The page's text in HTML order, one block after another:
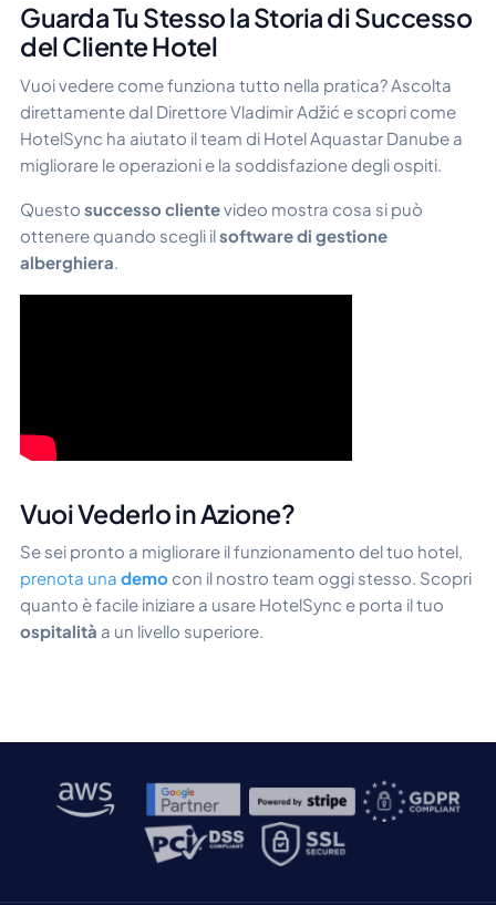
Guarda Tu Stesso la Storia di Successo
del Cliente Hotel
Vuoi vedere come funziona tutto nella pratica? Ascolta
direttamente dal Direttore Vladimir Adžić e scopri come
HotelSync ha aiutato il team di Hotel Aquastar Danube a
migliorare le operazioni e la soddisfazione degli ospiti.
Questo successo clientevideo mostra cosa si può
ottenere quando scegli ilsoftware di gestione
alberghiera.
Vuoi Vederlo in Azione?
Se sei pronto a migliorare il funzionamento del tuo hotel,
prenota una demo con il nostro team oggi stesso. Scopri
quanto è facile iniziare a usare HotelSync e porta il tuo
ospitalità a un livello superiore.